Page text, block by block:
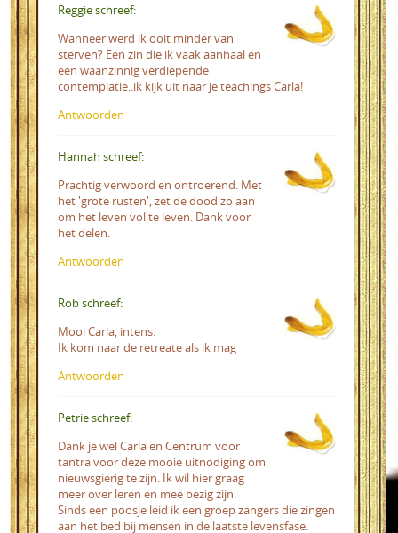
Reggie schreef:
Wanneer werd ik ooit minder van
sterven? Een zin die ik vaak aanhaal en
een waanzinnig verdiepende
contemplatie..ik kijk uit naar je teachings Carla!
Antwoorden
Hannah schreef:
Prachtig verwoord en ontroerend. Met
het 'grote rusten', zet de dood zo aan
om het leven vol te leven. Dank voor
het delen.
Antwoorden
Rob schreef:
Mooi Carla, intens.
Ik kom naar de retreate als ik mag
Antwoorden
Petrie schreef:
Dank je wel Carla en Centrum voor
tantra voor deze mooie uitnodiging om
nieuwsgierig te zijn. Ik wil hier graag
meer over leren en mee bezig zijn.
Sinds een poosje leid ik een groep zangers die zingen
aan het bed bij mensen in de laatste levensfase.